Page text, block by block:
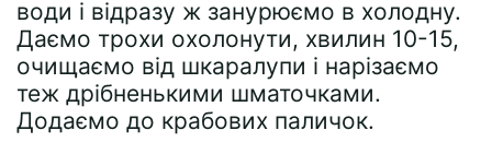
води і відразу ж занурюємо в холодну.
Даємо трохи охолонути, хвилин 10-15,
очищаємо від шкаралупи і нарізаємо
теж дрібненькими шматочками.
Додаємо до крабових паличок.